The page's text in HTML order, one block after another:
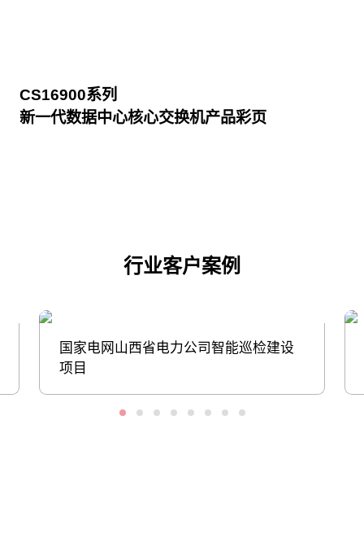
CS16900系列
新一代数据中心核心交换机产品彩页
行业客户案例
国家电网山西省电力公司智能巡检建设
项目